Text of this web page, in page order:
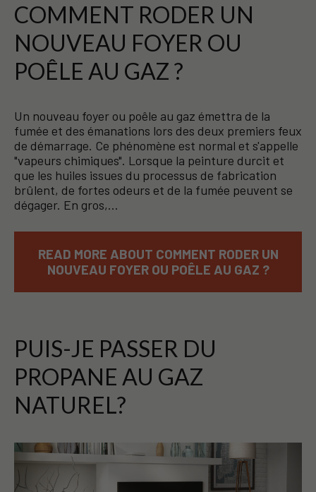
COMMENT RODER UN
NOUVEAU FOYER OU
POÊLE AU GAZ ?
Un nouveau foyer ou poêle au gaz émettra de la
fumée et des émanations lors des deux premiers feux
de démarrage. Ce phénomène est normal et s'appelle
"vapeurs chimiques". Lorsque la peinture durcit et
que les huiles issues du processus de fabrication
brûlent, de fortes odeurs et de la fumée peuvent se
dégager. En gros,…
READ MORE ABOUT COMMENT RODER UN
NOUVEAU FOYER OU POÊLE AU GAZ ?
PUIS-JE PASSER DU
PROPANE AU GAZ
NATUREL?